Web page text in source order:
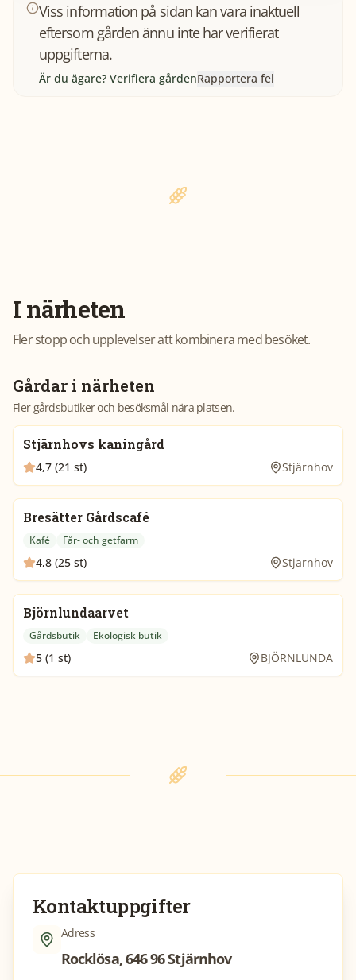
Viss information på sidan kan vara inaktuell
eftersom gården ännu inte har verifierat
uppgifterna.
Är du ägare? Verifiera gårdenRapportera fel
I närheten
Fler stopp och upplevelser att kombinera med besöket.
Gårdar i närheten
Fler gårdsbutiker och besöksmål nära platsen.
Stjärnhovs kaningård
4,7 (21 st) Stjärnhov
Bresätter Gårdscafé
Kafé Får- och getfarm
4,8 (25 st) Stjarnhov
Björnlundaarvet
Gårdsbutik Ekologisk butik
5 (1 st) BJÖRNLUNDA
Kontaktuppgifter
Adress
Rocklösa, 646 96 Stjärnhov